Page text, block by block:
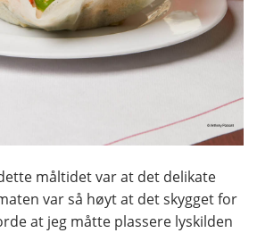
måltidet var at det delikate
var så høyt at det skygget for
at jeg måtte plassere lyskilden